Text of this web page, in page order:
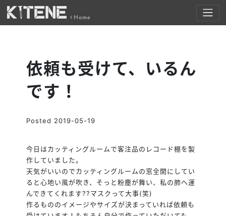
Home
依頼も受けて、いるん
です！
Posted 2019-05-19
今日はカッティングルームで客注品のレコード棚を製
作していました。
天気がいいのでカッティングルームの窓全開にしてい
ると心地い風が吹き、そっと粉塵が舞い、私の肺へ運
んできてくれます??マスクって大事(笑)
作るもののイメージやサイズが決まっていれば依頼も